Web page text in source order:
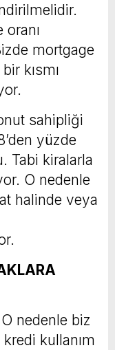
oranı
mortgage
kısmı
sahipliği
yüzde
Tabi kiralarla
O nedenle
halinde veya
nedenle biz
kullanım